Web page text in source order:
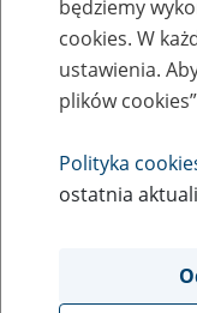
Zaproś ZUS
eZUS w
Rodzaj wydarzenia
Szkolenia
obsługa klientów
będziemy
cookies. W
ustawienia.
plików
Polityka
ostatnia